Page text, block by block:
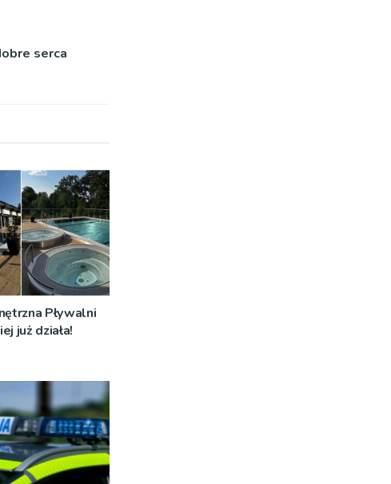
serca
Pływalni
już działa!